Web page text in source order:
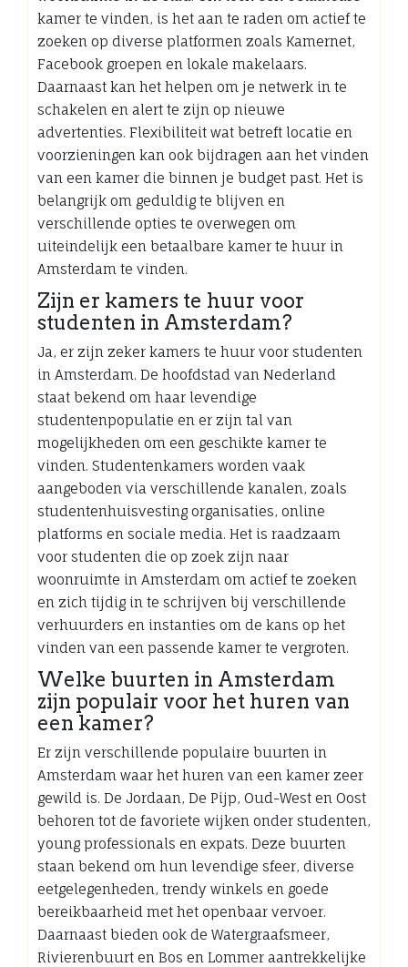
kamer te vinden, is het aan te raden om actief te
zoeken op diverse platformen zoals Kamernet,
Facebook groepen en lokale makelaars.
Daarnaast kan het helpen om je netwerk in te
schakelen en alert te zijn op nieuwe
advertenties. Flexibiliteit wat betreft locatie en
voorzieningen kan ook bijdragen aan het vinden
van een kamer die binnen je budget past. Het is
belangrijk om geduldig te blijven en
verschillende opties te overwegen om
uiteindelijk een betaalbare kamer te huur in
Amsterdam te vinden.
Zijn er kamers te huur voor
studenten in Amsterdam?
Ja, er zijn zeker kamers te huur voor studenten
in Amsterdam. De hoofdstad van Nederland
staat bekend om haar levendige
studentenpopulatie en er zijn tal van
mogelijkheden om een geschikte kamer te
vinden. Studentenkamers worden vaak
aangeboden via verschillende kanalen, zoals
studentenhuisvesting organisaties, online
platforms en sociale media. Het is raadzaam
voor studenten die op zoek zijn naar
woonruimte in Amsterdam om actief te zoeken
en zich tijdig in te schrijven bij verschillende
verhuurders en instanties om de kans op het
vinden van een passende kamer te vergroten.
Welke buurten in Amsterdam
zijn populair voor het huren van
een kamer?
Er zijn verschillende populaire buurten in
Amsterdam waar het huren van een kamer zeer
gewild is. De Jordaan, De Pijp, Oud-West en Oost
behoren tot de favoriete wijken onder studenten,
young professionals en expats. Deze buurten
staan bekend om hun levendige sfeer, diverse
eetgelegenheden, trendy winkels en goede
bereikbaarheid met het openbaar vervoer.
Daarnaast bieden ook de Watergraafsmeer,
Rivierenbuurt en Bos en Lommer aantrekkelijke